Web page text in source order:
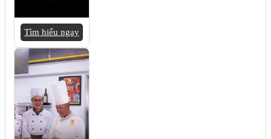
Tìm hiểu ngay